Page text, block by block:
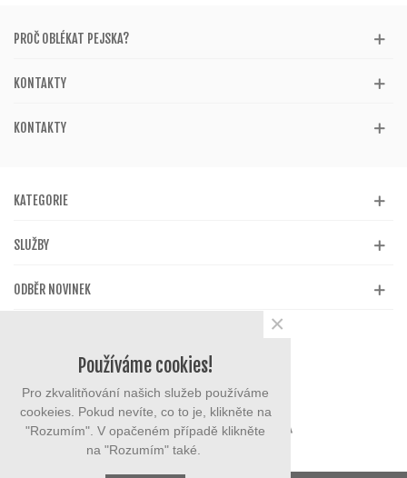
PROČ OBLÉKAT PEJSKA?
KONTAKTY
KONTAKTY
KATEGORIE
SLUŽBY
ODBĚR NOVINEK
Používáme cookies!
Pro zkvalitňování našich služeb používáme
cookeies. Pokud nevíte, co to je, klikněte na
"Rozumím". V opačeném případě klikněte
na "Rozumím" také.
×